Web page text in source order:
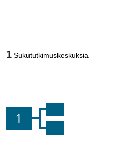
1 Sukututkimuskeskuksia
1